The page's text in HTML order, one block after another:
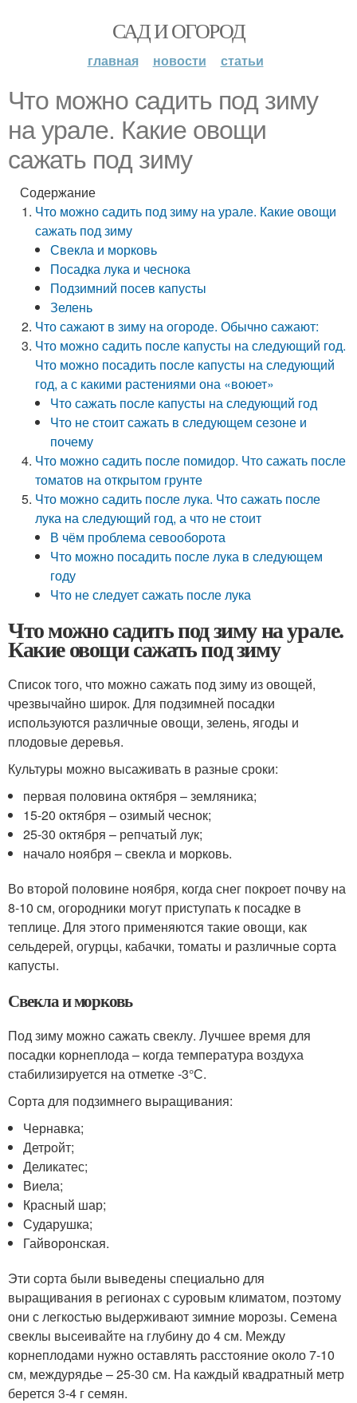
САД И ОГОРОД
главная новости статьи
Что можно садить под зиму
на урале. Какие овощи
сажать под зиму
Содержание
Что можно садить под зиму на урале. Какие овощи
сажать под зиму
Свекла и морковь
Посадка лука и чеснока
Подзимний посев капусты
Зелень
Что сажают в зиму на огороде. Обычно сажают:
Что можно садить после капусты на следующий год.
Что можно посадить после капусты на следующий
год, а с какими растениями она «воюет»
Что сажать после капусты на следующий год
Что не стоит сажать в следующем сезоне и
почему
Что можно садить после помидор. Что сажать после
томатов на открытом грунте
Что можно садить после лука. Что сажать после
лука на следующий год, а что не стоит
В чём проблема севооборота
Что можно посадить после лука в следующем
году
Что не следует сажать после лука
Что можно садить под зиму на урале.
Какие овощи сажать под зиму
Список того, что можно сажать под зиму из овощей,
чрезвычайно широк. Для подзимней посадки
используются различные овощи, зелень, ягоды и
плодовые деревья.
Культуры можно высаживать в разные сроки:
первая половина октября – земляника;
15-20 октября – озимый чеснок;
25-30 октября – репчатый лук;
начало ноября – свекла и морковь.
Во второй половине ноября, когда снег покроет почву на
8-10 см, огородники могут приступать к посадке в
теплице. Для этого применяются такие овощи, как
сельдерей, огурцы, кабачки, томаты и различные сорта
капусты.
Свекла и морковь
Под зиму можно сажать свеклу. Лучшее время для
посадки корнеплода – когда температура воздуха
стабилизируется на отметке -3°С.
Сорта для подзимнего выращивания:
Чернавка;
Детройт;
Деликатес;
Виела;
Красный шар;
Сударушка;
Гайворонская.
Эти сорта были выведены специально для
выращивания в регионах с суровым климатом, поэтому
они с легкостью выдерживают зимние морозы. Семена
свеклы высеивайте на глубину до 4 см. Между
корнеплодами нужно оставлять расстояние около 7-10
см, междурядье – 25-30 см. На каждый квадратный метр
берется 3-4 г семян.